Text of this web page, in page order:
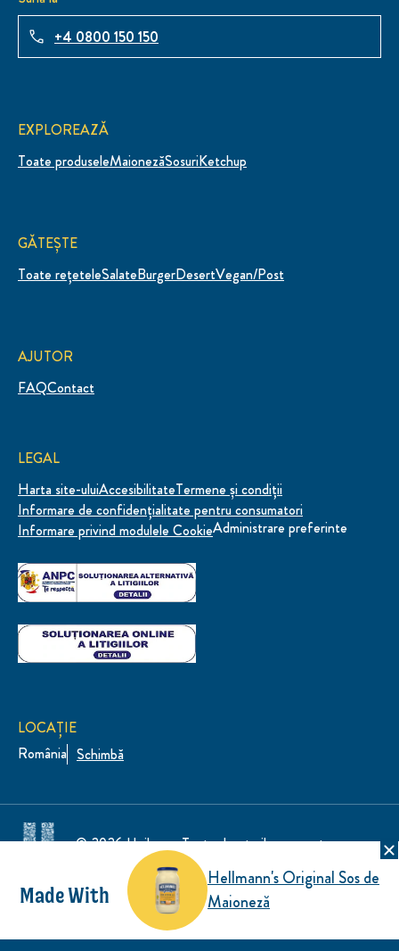
Made With
Hellmann's Original Sos de
Maioneză
+4 0800 150 150
EXPLOREAZĂ
Toate produseleMaionezăSosuriKetchup
GĂTEȘTE
Toate rețeteleSalateBurgerDesertVegan/Post
AJUTOR
FAQContact
LEGAL
Harta site-uluiAccesibilitateTermene și condiții
Informare de confidenţialitate pentru consumatori
Informare privind modulele CookieAdministrare preferinte
© 2026 Unilever. Toate drepturile rezervate
LOCAȚIE
România Schimbă